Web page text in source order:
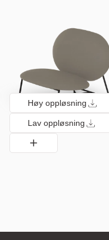
Høy oppløsning
Lav oppløsning